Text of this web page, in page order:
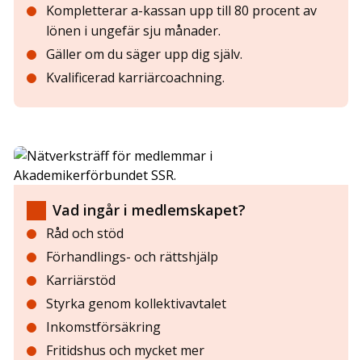
Kompletterar a-kassan upp till 80 procent av
lönen i ungefär sju månader.
Gäller om du säger upp dig själv.
Kvalificerad karriärcoachning.
Vad ingår i medlemskapet?
Råd och stöd
Förhandlings- och rättshjälp
Karriärstöd
Styrka genom kollektivavtalet
Inkomstförsäkring
Fritidshus och mycket mer